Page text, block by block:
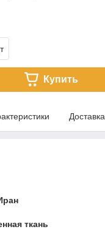
Купить
Доставка
ткань